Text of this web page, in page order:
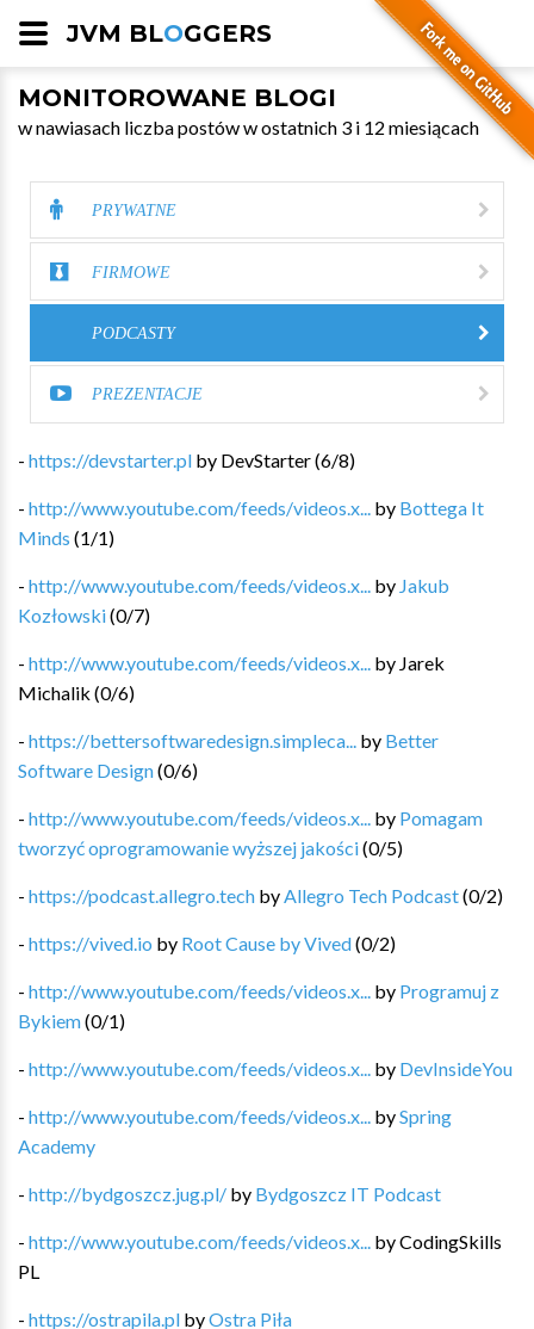
JVM BLOGGERS
MONITOROWANE BLOGI
w nawiasach liczba postów w ostatnich 3 i 12 miesiącach
PRYWATNE
FIRMOWE
PODCASTY
PREZENTACJE
- https://devstarter.pl by DevStarter(6/8)
- http://www.youtube.com/feeds/videos.x... by Bottega It
Minds (1/1)
- http://www.youtube.com/feeds/videos.x... by Jakub
Kozłowski(0/7)
- http://www.youtube.com/feeds/videos.x... by Jarek
Michalik (0/6)
- https://bettersoftwaredesign.simpleca... by Better
Software Design(0/6)
- http://www.youtube.com/feeds/videos.x... by Pomagam
tworzyć oprogramowanie wyższej jakości(0/5)
- https://podcast.allegro.tech by Allegro Tech Podcast(0/2)
- https://vived.io by Root Cause by Vived(0/2)
- http://www.youtube.com/feeds/videos.x... by Programuj z
Bykiem(0/1)
- http://www.youtube.com/feeds/videos.x... by DevInsideYou
- http://www.youtube.com/feeds/videos.x... bySpring
Academy
- http://bydgoszcz.jug.pl/ by Bydgoszcz IT Podcast
- http://www.youtube.com/feeds/videos.x... byCodingSkills
PL
- https://ostrapila.pl byOstra Piła